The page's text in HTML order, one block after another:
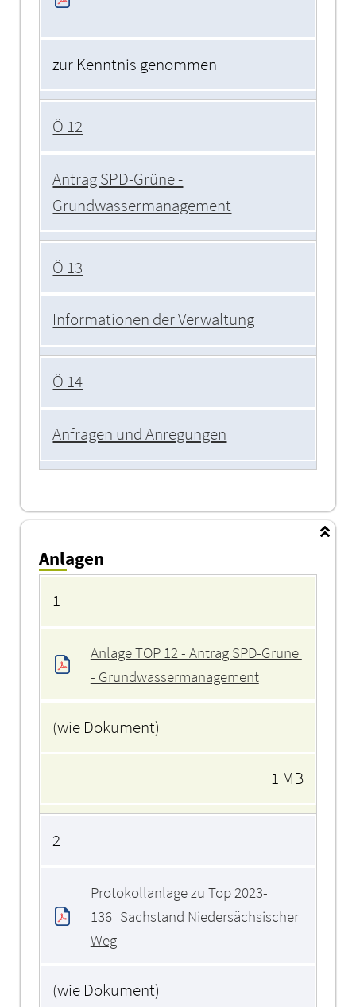
zur Kenntnis genommen
Ö 12
Antrag SPD-Grüne -
Grundwassermanagement
Ö 13
Informationen der Verwaltung
Ö 14
Anfragen und Anregungen
Anlagen
1
Anlage TOP 12 - Antrag SPD-Grüne
- Grundwassermanagement
(wie Dokument)
1 MB
2
Protokollanlage zu Top 2023-
136_Sachstand Niedersächsischer
Weg
(wie Dokument)